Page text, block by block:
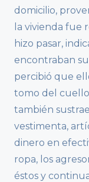
domicilio,
la vivienda fue
hizo pasar,
encontraban
percibió que
tomo del
también
vestimenta,
dinero en
ropa, los
éstos y